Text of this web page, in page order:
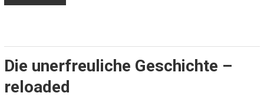
Die unerfreuliche Geschichte –
reloaded